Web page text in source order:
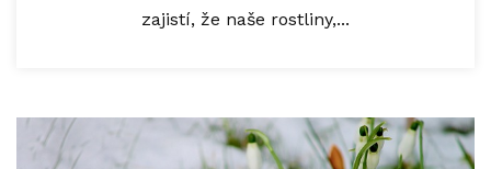
zajistí, že naše rostliny,...